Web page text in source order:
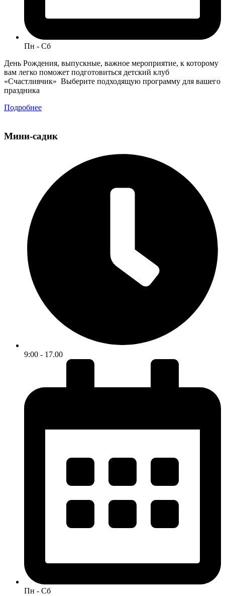
Пн - Сб
День Рождения, выпускные, важное мероприятие, к которому
вам легко поможет подготовиться детский клуб
«Счастливчик» Выберите подходящую программу для вашего
праздника
Подробнее
Мини-садик
9:00 - 17.00
Пн - Сб